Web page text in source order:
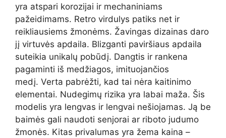
yra atspari korozijai ir mechaniniams
pažeidimams. Retro virdulys patiks net ir
reikliausiems žmonėms. Žavingas dizainas daro
jį virtuvės apdaila. Blizganti paviršiaus apdaila
suteikia unikalų pobūdį. Dangtis ir rankena
pagaminti iš medžiagos, imituojančios
medį. Verta pabrėžti, kad tai nėra kaitinimo
elementai. Nudegimų rizika yra labai maža. Šis
modelis yra lengvas ir lengvai nešiojamas. Ją be
baimės gali naudoti senjorai ar riboto judumo
žmonės. Kitas privalumas yra žema kaina –